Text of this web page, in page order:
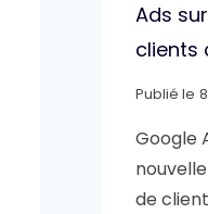
Ads
clients
Publié le
Google
de